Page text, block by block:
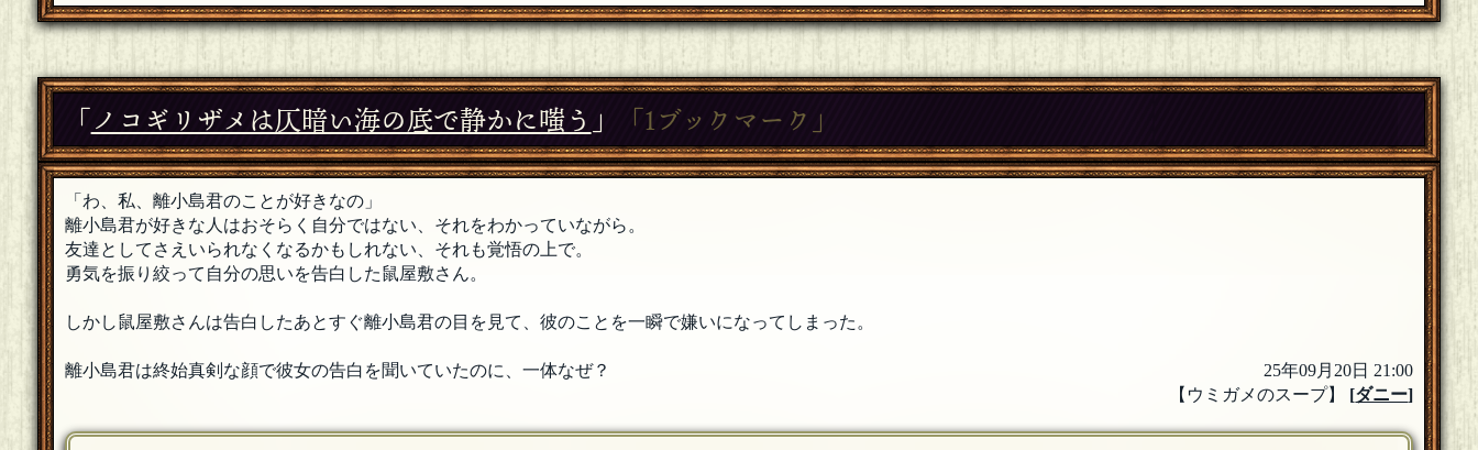
「ノコギリザメは仄暗い海の底で静かに嗤う 」 「1ブックマーク」
「わ、私、離小島君のことが好きなの」
離小島君が好きな人はおそらく自分ではない、それをわかっていながら。
友達としてさえいられなくなるかもしれない、それも覚悟の上で。
勇気を振り絞って自分の思いを告白した鼠屋敷さん。
しかし鼠屋敷さんは告白したあとすぐ離小島君の目を見て、彼のことを一瞬で嫌いになってしまった。
離小島君は終始真剣な顔で彼女の告白を聞いていたのに、一体なぜ？
25年09月20日 21:00
【ウミガメのスープ】
[ダニー]